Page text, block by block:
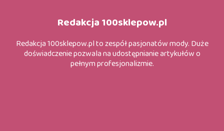
Redakcja 100sklepow.pl
Redakcja 100sklepow.pl to zespół pasjonatów mody. Duże
doświadczenie pozwala na udostępnianie artykułów o
pełnym profesjonalizmie.